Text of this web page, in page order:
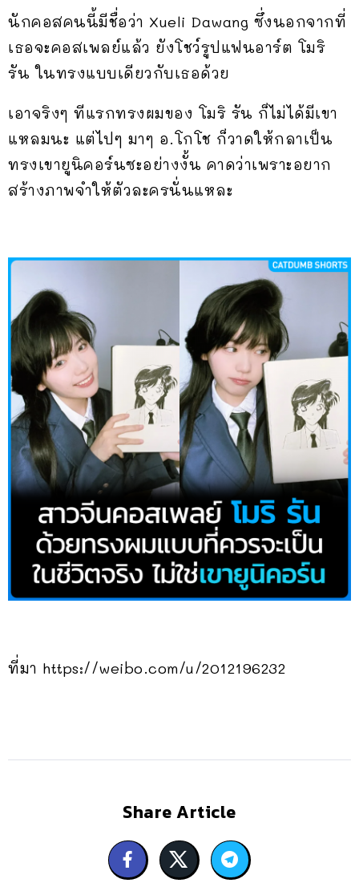
นักคอสคนนี้มีชื่อว่า Xueli Dawang ซึ่งนอกจากที่
เธอจะคอสเพลย์แล้ว ยังโชว์รูปแฟนอาร์ต โมริ
รัน ในทรงแบบเดียวกับเธอด้วย
เอาจริงๆ ทีแรกทรงผมของ โมริ รัน ก็ไม่ได้มีเขา
แหลมนะ แต่ไปๆ มาๆ อ.โกโช ก็วาดให้กลาเป็น
ทรงเขายูนิคอร์นซะอย่างงั้น คาดว่าเพราะอยาก
สร้างภาพจำให้ตัวละครนั่นแหละ
ที่มา https://weibo.com/u/2012196232
Share Article